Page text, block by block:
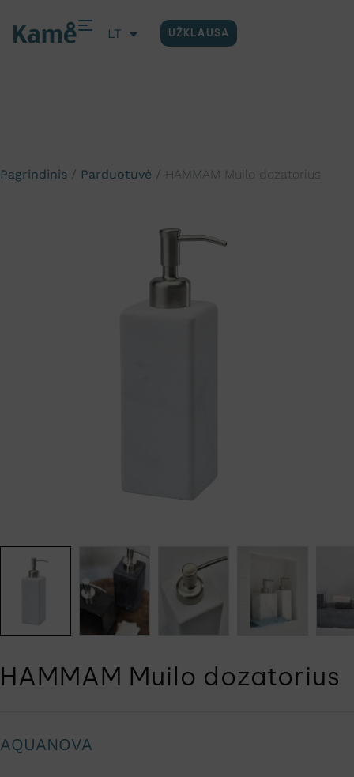
LT
EN UŽKLAUSA
Pagrindinis / Parduotuvė / HAMMAM Muilo dozatorius
HAMMAM Muilo dozatorius
AQUANOVA